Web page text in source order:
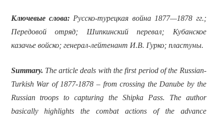
Ключевые слова:Русско-турецкая война 1877—1878 гг.;
Передовой отряд; Шипкинский перевал; Кубанское
казачье войско; генерал-лейтенант И.В. Гурко; пластуны.
Summary. The article deals with the first period of the Russian-
Turkish War of 1877-1878 – from crossing the Danube by the
Russian troops to capturing the Shipka Pass. The author
basically highlights the combat actions of the advance